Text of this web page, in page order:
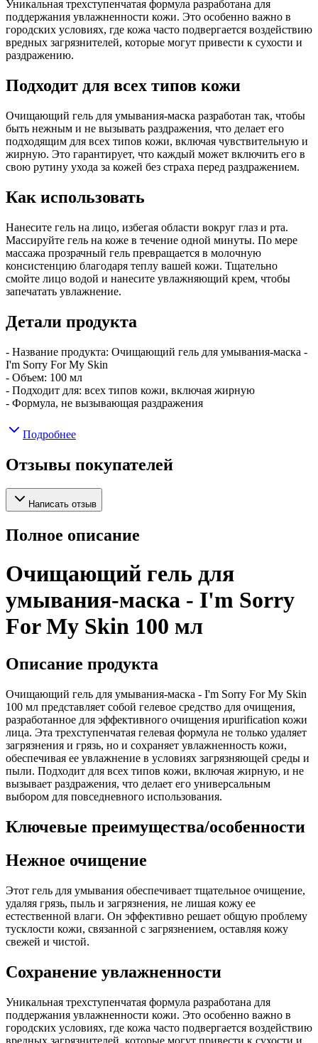
Уникальная трехступенчатая формула разработана для
поддержания увлажненности кожи. Это особенно важно в
городских условиях, где кожа часто подвергается воздействию
вредных загрязнителей, которые могут привести к сухости и
раздражению.
Подходит для всех типов кожи
Очищающий гель для умывания-маска разработан так, чтобы
быть нежным и не вызывать раздражения, что делает его
подходящим для всех типов кожи, включая чувствительную и
жирную. Это гарантирует, что каждый может включить его в
свою рутину ухода за кожей без страха перед раздражением.
Как использовать
Нанесите гель на лицо, избегая области вокруг глаз и рта.
Массируйте гель на коже в течение одной минуты. По мере
массажа прозрачный гель превращается в молочную
консистенцию благодаря теплу вашей кожи. Тщательно
смойте лицо водой и нанесите увлажняющий крем, чтобы
запечатать увлажнение.
Детали продукта
- Название продукта: Очищающий гель для умывания-маска -
I'm Sorry For My Skin
- Объем: 100 мл
- Подходит для: всех типов кожи, включая жирную
- Формула, не вызывающая раздражения
Подробнее
Отзывы покупателей
Написать отзыв
Полное описание
Очищающий гель для
умывания-маска - I'm Sorry
For My Skin 100 мл
Описание продукта
Очищающий гель для умывания-маска - I'm Sorry For My Skin
100 мл представляет собой гелевое средство для очищения,
разработанное для эффективного очищения иpurification кожи
лица. Эта трехступенчатая гелевая формула не только удаляет
загрязнения и грязь, но и сохраняет увлажненность кожи,
обеспечивая ее увлажнение в условиях загрязняющей среды и
пыли. Подходит для всех типов кожи, включая жирную, и не
вызывает раздражения, что делает его универсальным
выбором для повседневного использования.
Ключевые преимущества/особенности
Нежное очищение
Этот гель для умывания обеспечивает тщательное очищение,
удаляя грязь, пыль и загрязнения, не лишая кожу ее
естественной влаги. Он эффективно решает общую проблему
тусклости кожи, связанной с загрязнением, оставляя кожу
свежей и чистой.
Сохранение увлажненности
Уникальная трехступенчатая формула разработана для
поддержания увлажненности кожи. Это особенно важно в
городских условиях, где кожа часто подвергается воздействию
вредных загрязнителей, которые могут привести к сухости и